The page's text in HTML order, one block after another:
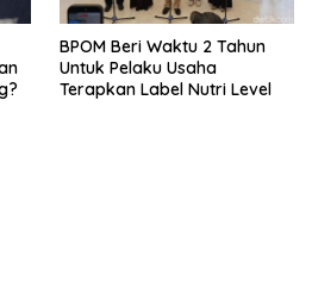
BPOM Beri Waktu 2 Tahun
Untuk Pelaku Usaha
Terapkan Label Nutri Level